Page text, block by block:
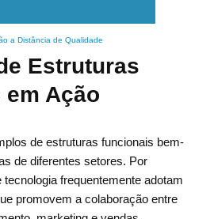
a Distância de Qualidade
Estruturas
Ação
de estruturas funcionais bem-
de diferentes setores. Por
frequentemente adotam
promovem a colaboração entre